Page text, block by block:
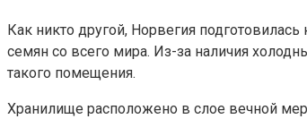
Как никто другой, Норвегия
семян со всего мира. Из-за наличия
такого помещения.
Хранилище расположено в слое вечной